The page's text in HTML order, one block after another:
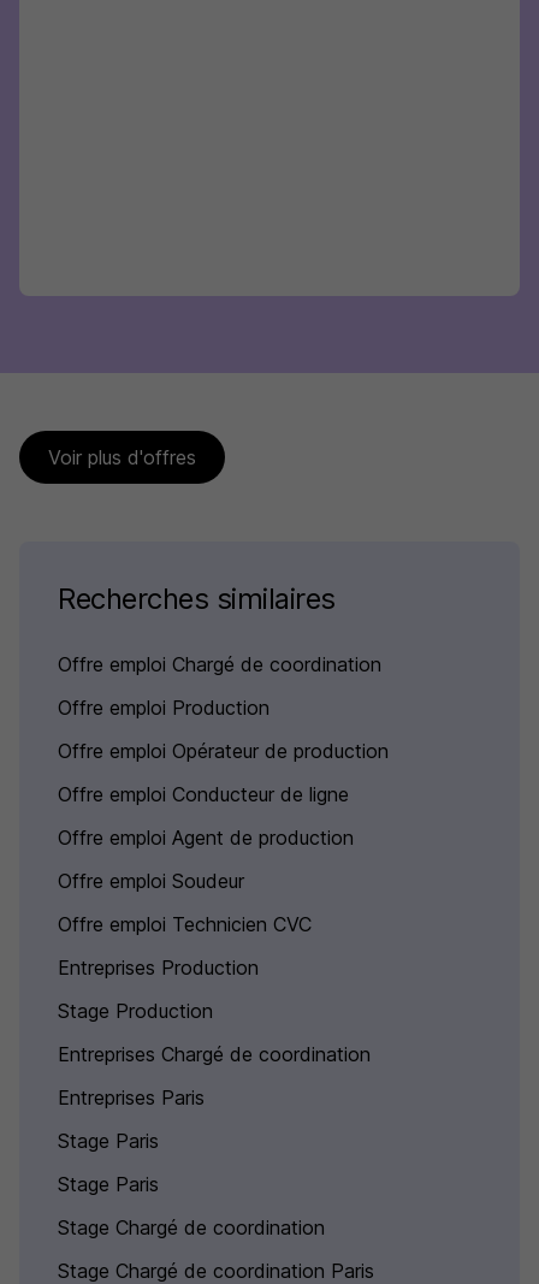
Voir plus d'offres
Recherches similaires
Offre emploi Chargé de coordination
Offre emploi Production
Offre emploi Opérateur de production
Offre emploi Conducteur de ligne
Offre emploi Agent de production
Offre emploi Soudeur
Offre emploi Technicien CVC
Entreprises Production
Stage Production
Entreprises Chargé de coordination
Entreprises Paris
Stage Paris
Stage Paris
Stage Chargé de coordination
Stage Chargé de coordination Paris